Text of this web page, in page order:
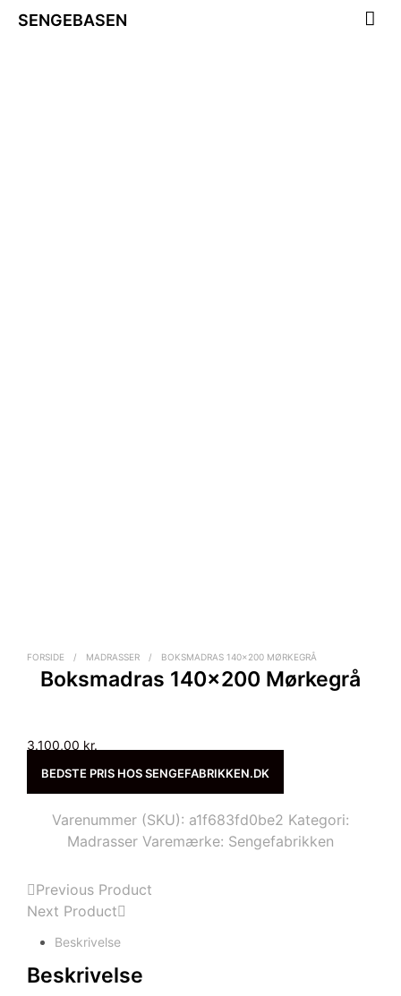
SENGEBASEN
FORSIDE / MADRASSER / BOKSMADRAS 140×200 MØRKEGRÅ
Boksmadras 140×200 Mørkegrå
3.100,00 kr.
BEDSTE PRIS HOS SENGEFABRIKKEN.DK
Varenummer (SKU): a1f683fd0be2 Kategori:
Madrasser Varemærke: Sengefabrikken
Previous Product
Next Product
Beskrivelse
Beskrivelse